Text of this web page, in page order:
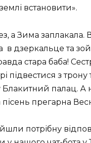
встановити».
а Зима заплакала.
в дзеркальце та
стара баба!
підвестися з трону
Блакитний палац. А
пісень прегарна
потрібну